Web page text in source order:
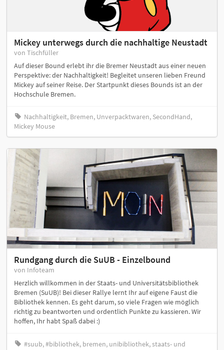
Mickey unterwegs durch die nachhaltige Neustadt
von Tischfüller
Auf dieser Bound erlebt ihr die Bremer Neustadt aus einer neuen
Perspektive: der Nachhaltigkeit! Begleitet unseren lieben Freund
Mickey auf seiner Reise. Der Startpunkt dieses Bounds ist an der
Hochschule Bremen.
Nachhaltigkeit, Bremen, Unverpacktwaren, SecondHand,
Mickey Mouse
Rundgang durch die SuUB - Einzelbound
von Infoteam
Herzlich willkommen in der Staats- und Universitätsbibliothek
Bremen (SuUB)! Bei dieser Rallye lernt Ihr auf eigene Faust die
Bibliothek kennen. Es geht darum, so viele Fragen wie möglich
richtig zu beantworten und ordentlich Punkte zu kassieren. Wir
hoffen, Ihr habt Spaß dabei :)
#suub, #bibliothek, bremen, unibibliothek, staats- und